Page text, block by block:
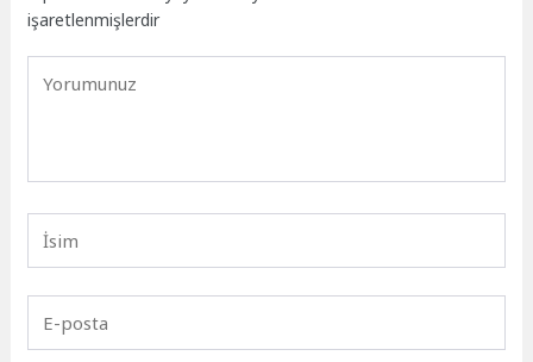
işaretlenmişlerdir